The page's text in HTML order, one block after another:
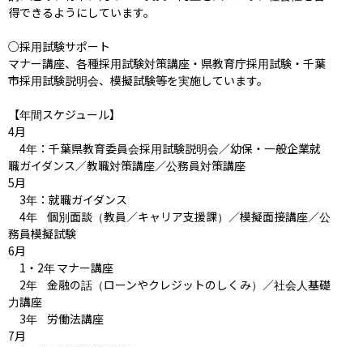
得できるようにしています。
○採用試験サポート
マナー講座、各種採用試験対策講座・県教育庁採用試験・千葉
市採用試験説明会、模擬試験等を実施しています。
【年間スケジュール】
4月
4年：千葉県教育委員会採用試験説明会／幼保・一般企業就
職ガイダンス／教職対策講座／公務員対策講座
5月
3年：就職ガイダンス
4年	個別面談（教員／キャリア支援課）／模擬面接講座／公
務員模擬試験
6月
1・2年	マナー講座
2年	金融の話（ローンやクレジットのしくみ）／社会人基礎
力講座
3年	労働法講座
7月